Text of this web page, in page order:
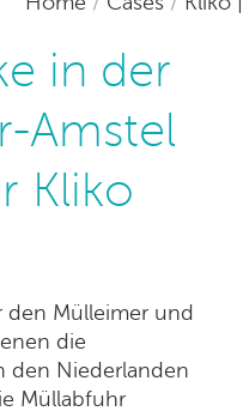
in der
Amstel
Kliko
den Mülleimer und
die
den Niederlanden
Müllabfuhr